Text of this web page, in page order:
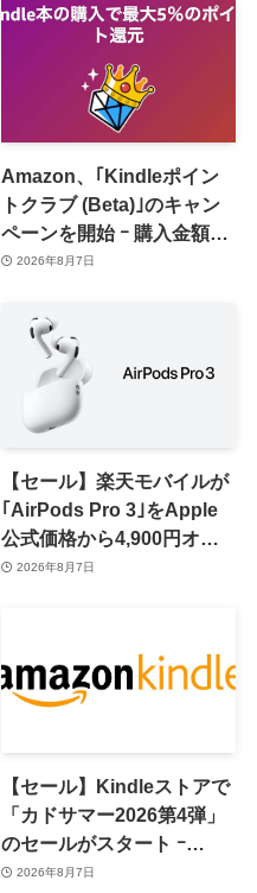
Amazon、｢Kindleポイン
トクラブ (Beta)｣のキャン
ペーンを開始 ｰ 購入金額に
応じて来月のポイント還元
2026年8月7日
【セール】楽天モバイルが
｢AirPods Pro 3｣をApple
公式価格から4,900円オフ
で販売中
2026年8月7日
【セール】Kindleストアで
「カドサマー2026第4弾」
のセールがスタート ｰ
KADOKAWAのKindle本
2026年8月7日